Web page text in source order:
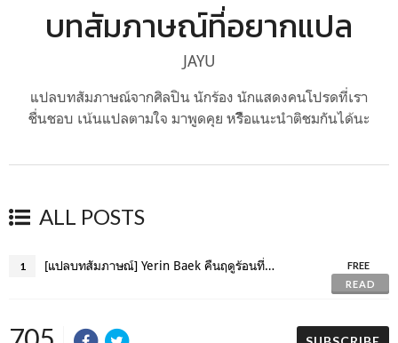
บทสัมภาษณ์ที่อยากแปล
JAYU
แปลบทสัมภาษณ์จากศิลปิน นักร้อง นักแสดงคนโปรดที่เรา
ชื่นชอบ เน้นแปลตามใจ มาพูดคุย หรืิิิอแนะนำติชมกันได้นะ
ALL POSTS
1 [แปลบทสัมภาษณ์] Yerin Baek คืนฤดูร้อนที่อยากเผ่นออกไปㅣVOGUE 8PM CONCERT INTERVIEW
FREE
READ